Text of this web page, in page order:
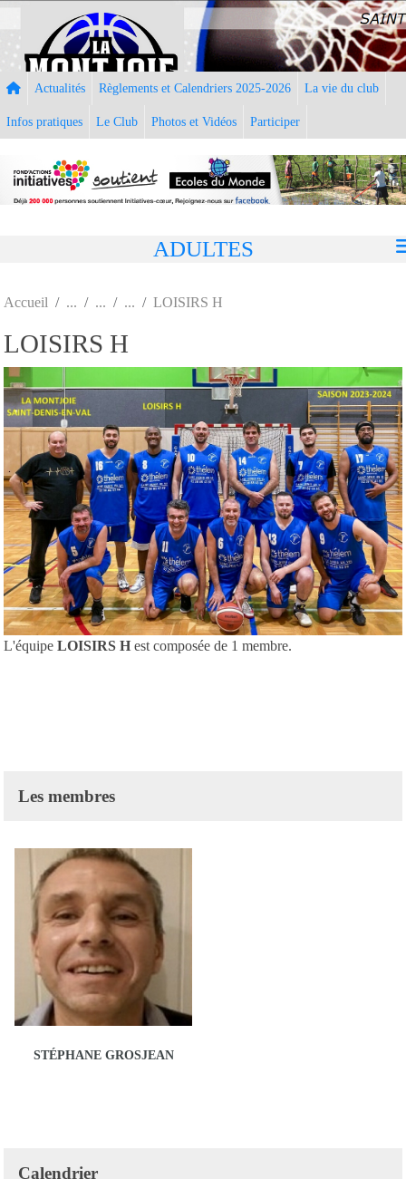
Actualités Règlements et Calendriers 2025-2026 La vie du club
Infos pratiques Le Club Photos et Vidéos Participer
ADULTES
Accueil LOISIRS H
LOISIRS H
L'équipe LOISIRS H est composée de 1 membre.
Les membres
STÉPHANE GROSJEAN
Calendrier
Panneau de gestion des cookies